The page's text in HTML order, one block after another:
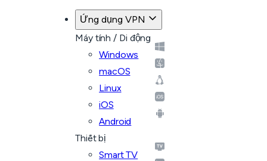
Ứng dụng VPN
Máy tính / Di động
Windows
macOS
Linux
iOS
Android
Thiết bị
Smart TV